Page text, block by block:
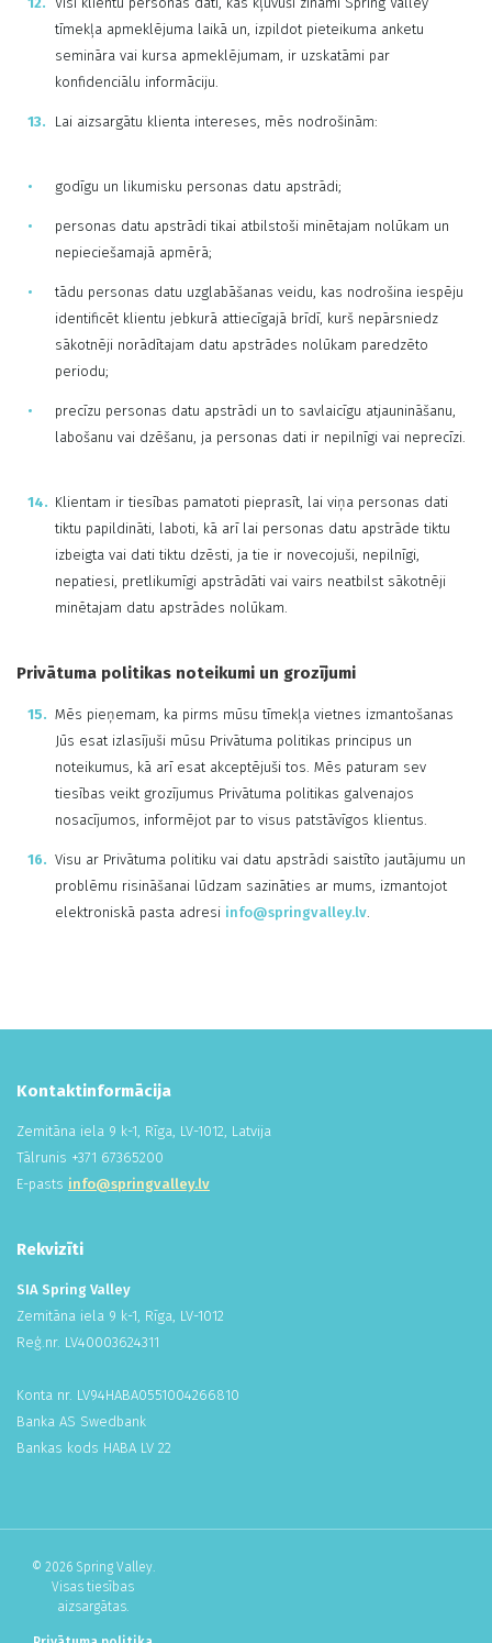
tīmekļa apmeklējuma laikā un, izpildot pieteikuma anketu
semināra vai kursa apmeklējumam, ir uzskatāmi par
konfidenciālu informāciju.
Lai aizsargātu klienta intereses, mēs nodrošinām:
godīgu un likumisku personas datu apstrādi;
personas datu apstrādi tikai atbilstoši minētajam nolūkam un
nepieciešamajā apmērā;
tādu personas datu uzglabāšanas veidu, kas nodrošina iespēju
identificēt klientu jebkurā attiecīgajā brīdī, kurš nepārsniedz
sākotnēji norādītajam datu apstrādes nolūkam paredzēto
periodu;
precīzu personas datu apstrādi un to savlaicīgu atjaunināšanu,
labošanu vai dzēšanu, ja personas dati ir nepilnīgi vai neprecīzi.
Klientam ir tiesības pamatoti pieprasīt, lai viņa personas dati
tiktu papildināti, laboti, kā arī lai personas datu apstrāde tiktu
izbeigta vai dati tiktu dzēsti, ja tie ir novecojuši, nepilnīgi,
nepatiesi, pretlikumīgi apstrādāti vai vairs neatbilst sākotnēji
minētajam datu apstrādes nolūkam.
Privātuma politikas noteikumi un grozījumi
Mēs pieņemam, ka pirms mūsu tīmekļa vietnes izmantošanas
Jūs esat izlasījuši mūsu Privātuma politikas principus un
noteikumus, kā arī esat akceptējuši tos. Mēs paturam sev
tiesības veikt grozījumus Privātuma politikas galvenajos
nosacījumos, informējot par to visus patstāvīgos klientus.
Visu ar Privātuma politiku vai datu apstrādi saistīto jautājumu un
problēmu risināšanai lūdzam sazināties ar mums, izmantojot
elektroniskā pasta adresi info@springvalley.lv.
Kontaktinformācija
Zemitāna iela 9 k-1, Rīga, LV-1012, Latvija
Tālrunis +371 67365200
E-pasts info@springvalley.lv
Rekvizīti
SIA Spring Valley
Zemitāna iela 9 k-1, Rīga, LV-1012
Reģ.nr. LV40003624311
Konta nr. LV94HABA0551004266810
Banka AS Swedbank
Bankas kods HABA LV 22
© 2026 Spring Valley.
Visas tiesības
aizsargātas.